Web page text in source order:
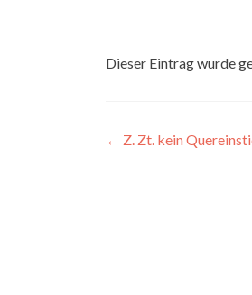
Dieser Eintrag wurde
Artikel-
← Z. Zt. kein